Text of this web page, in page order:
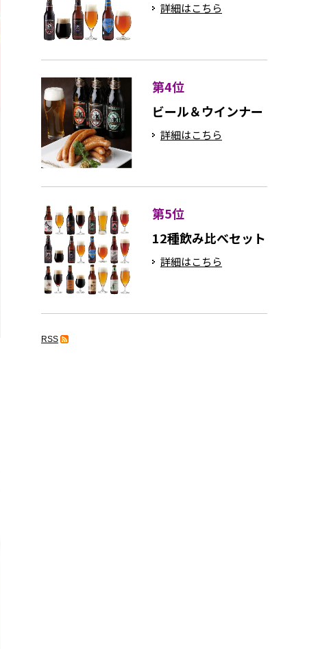
詳細はこちら
第4位
ビール＆ウインナー
詳細はこちら
第5位
12種飲み比べセット
詳細はこちら
RSS